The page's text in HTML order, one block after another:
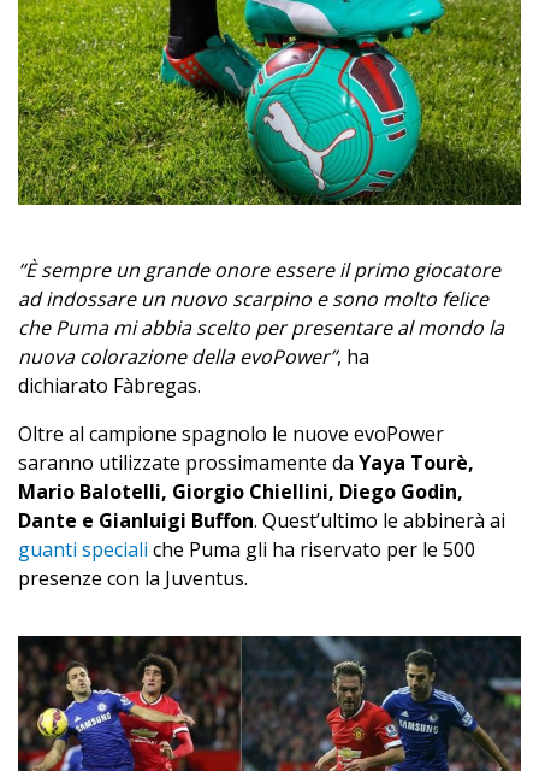
“È sempre un grande onore essere il primo giocatore
ad indossare un nuovo scarpino e sono molto felice
che Puma mi abbia scelto per presentare al mondo la
nuova colorazione della evoPower”, ha
dichiarato Fàbregas.
Oltre al campione spagnolo le nuove evoPower
saranno utilizzate prossimamente da Yaya Tourè,
Mario Balotelli, Giorgio Chiellini, Diego Godin,
Dante e Gianluigi Buffon. Quest’ultimo le abbinerà ai
guanti speciali che Puma gli ha riservato per le 500
presenze con la Juventus.